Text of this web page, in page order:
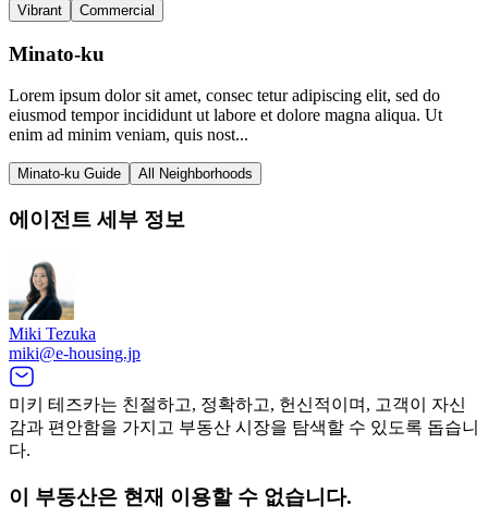
Vibrant Commercial
Minato-ku
Lorem ipsum dolor sit amet, consec tetur adipiscing elit, sed do
eiusmod tempor incididunt ut labore et dolore magna aliqua. Ut
enim ad minim veniam, quis nost...
Minato-ku Guide All Neighborhoods
에이전트 세부 정보
Miki Tezuka
miki@e-housing.jp
미키 테즈카는 친절하고, 정확하고, 헌신적이며, 고객이 자신
감과 편안함을 가지고 부동산 시장을 탐색할 수 있도록 돕습니
다.
이 부동산은 현재 이용할 수 없습니다.